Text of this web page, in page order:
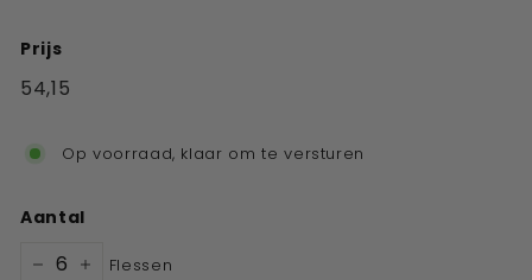
Prijs
Standaard
54,15
Op voorraad, klaar om te versturen
Aantal
Flessen